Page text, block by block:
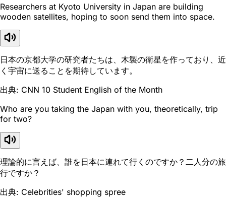
Researchers at Kyoto University in Japan are building
wooden satellites, hoping to soon send them into space.
日本の京都大学の研究者たちは、木製の衛星を作っており、近
く宇宙に送ることを期待しています。
出典: CNN 10 Student English of the Month
Who are you taking the Japan with you, theoretically, trip
for two?
理論的に言えば、誰を日本に連れて行くのですか？二人分の旅
行ですか？
出典: Celebrities' shopping spree